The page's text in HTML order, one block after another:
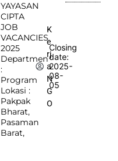
YAYASAN
CIPTA
JOB
VACANCIES
2025
Departmen
:
Program
Lokasi :
Pakpak
Bharat,
Pasaman
Barat,
K
e
rj
a
N
G
O
Closing
date:
2025-
08-
05